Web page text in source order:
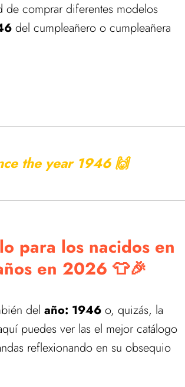
de comprar diferentes modelos
del cumpleañero o cumpleañera
the year 1946 🙌
para los nacidos en
en 2026 👕🎉
del año: 1946 o, quizás, la
puedes ver las el mejor catálogo
reflexionando en su obsequio